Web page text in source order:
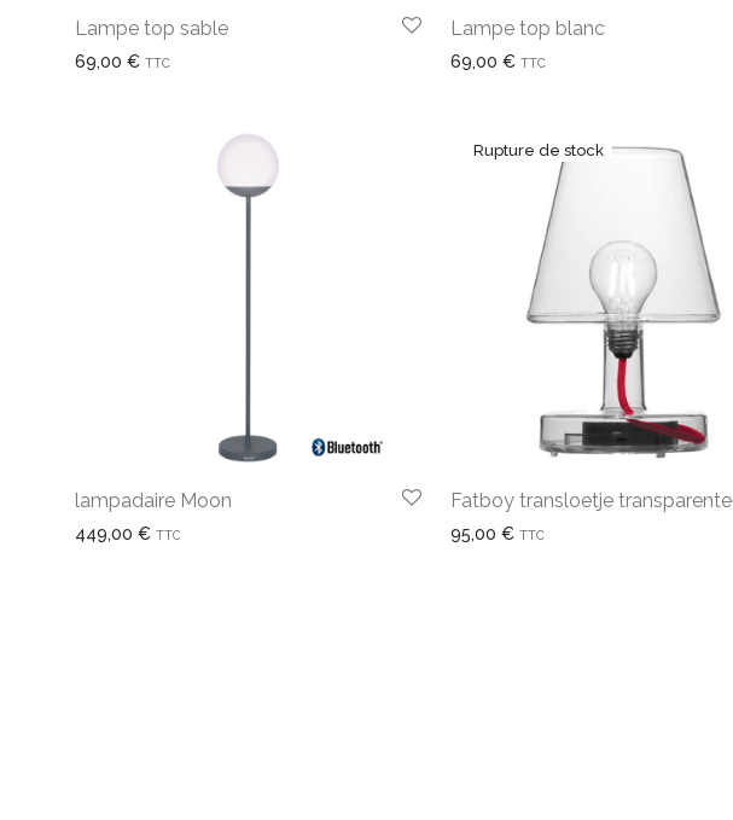
Lampe top sable
69,00 € TTC
Lampe top blanc
69,00 € TTC
lampadaire Moon
449,00 € TTC
Fatboy transloetje transparente
95,00 € TTC